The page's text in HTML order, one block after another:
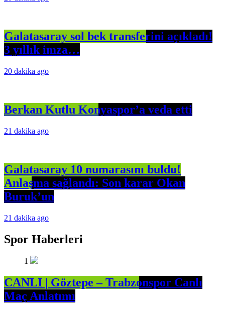
Galatasaray sol bek transferini açıkladı!
3 yıllık imza…
20 dakika ago
Berkan Kutlu Konyaspor’a veda etti
21 dakika ago
Galatasaray 10 numarasını buldu!
Anlaşma sağlandı: Son karar Okan
Buruk’un
21 dakika ago
Spor Haberleri
1
CANLI | Göztepe – Trabzonspor Canlı
Maç Anlatımı